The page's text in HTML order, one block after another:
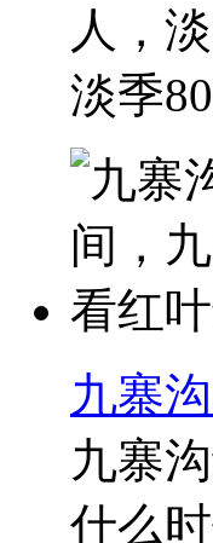
人，
淡季
九寨
九寨
什么